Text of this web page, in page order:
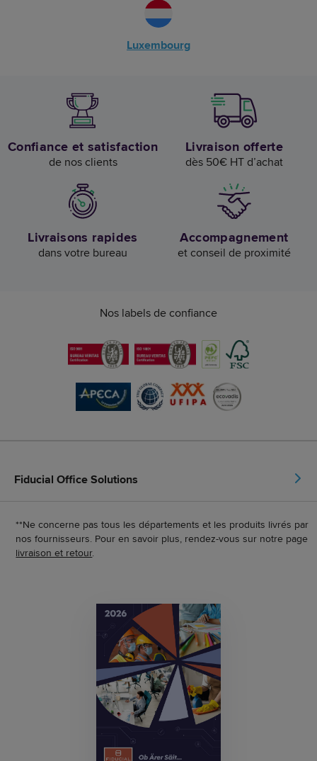
Luxembourg
Confiance et satisfaction
de nos clients
Livraison offerte
dès 50€ HT d’achat
Livraisons rapides
dans votre bureau
Accompagnement
et conseil de proximité
Nos labels de confiance
Fiducial Office Solutions
**Ne concerne pas tous les départements et les produits livrés par
nos fournisseurs. Pour en savoir plus, rendez-vous sur notre page
livraison et retour.